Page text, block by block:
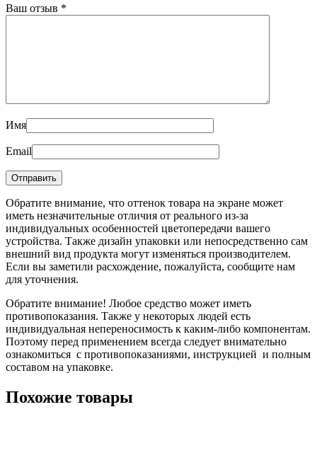
Ваш отзыв *
Имя
Email
Обратите внимание, что оттенок товара на экране может
иметь незначительные отличия от реального из-за
индивидуальных особенностей цветопередачи вашего
устройства. Также дизайн упаковки или непосредственно сам
внешний вид продукта могут изменяться производителем.
Если вы заметили расхождение, пожалуйста, сообщите нам
для уточнения.
Обратите внимание! Любое средство может иметь
противопоказания. Также у некоторых людей есть
индивидуальная непереносимость к каким-либо компонентам.
Поэтому перед применением всегда следует внимательно
ознакомиться с противопоказаниями, инструкцией и полным
составом на упаковке.
Похожие товары